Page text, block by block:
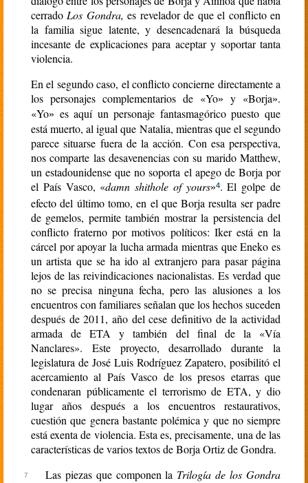
cerradoLos Gondra,es revelador de que el conflicto en
la familia sigue latente, y desencadenará la búsqueda
incesante de explicaciones para aceptar y soportar tanta
violencia.
En el segundo caso, el conflicto concierne directamente a
los personajes complementarios de «Yo» y «Borja».
«Yo» es aquí un personaje fantasmagórico puesto que
está muerto, al igual que Natalia, mientras que el segundo
parece situarse fuera de la acción. Con esa perspectiva,
nos comparte las desavenencias con su marido Matthew,
un estadounidense que no soporta el apego de Borja por
el País Vasco, «damn shithole of yours»4. El golpe de
efecto del último tomo, en el que Borja resulta ser padre
de gemelos, permite también mostrar la persistencia del
conflicto fraterno por motivos políticos: Iker está en la
cárcel por apoyar la lucha armada mientras que Eneko es
un artista que se ha ido al extranjero para pasar página
lejos de las reivindicaciones nacionalistas. Es verdad que
no se precisa ninguna fecha, pero las alusiones a los
encuentros con familiares señalan que los hechos suceden
después de 2011, año del cese definitivo de la actividad
armada de ETA y también del final de la «Vía
Nanclares». Este proyecto, desarrollado durante la
legislatura de José Luis Rodríguez Zapatero, posibilitó el
acercamiento al País Vasco de los presos etarras que
condenaran públicamente el terrorismo de ETA, y dio
lugar años después a los encuentros restaurativos,
cuestión que genera bastante polémica y que no siempre
está exenta de violencia. Esta es, precisamente, una de las
características de varios textos de Borja Ortiz de Gondra.
Las piezas que componen la Trilogía de los Gondra